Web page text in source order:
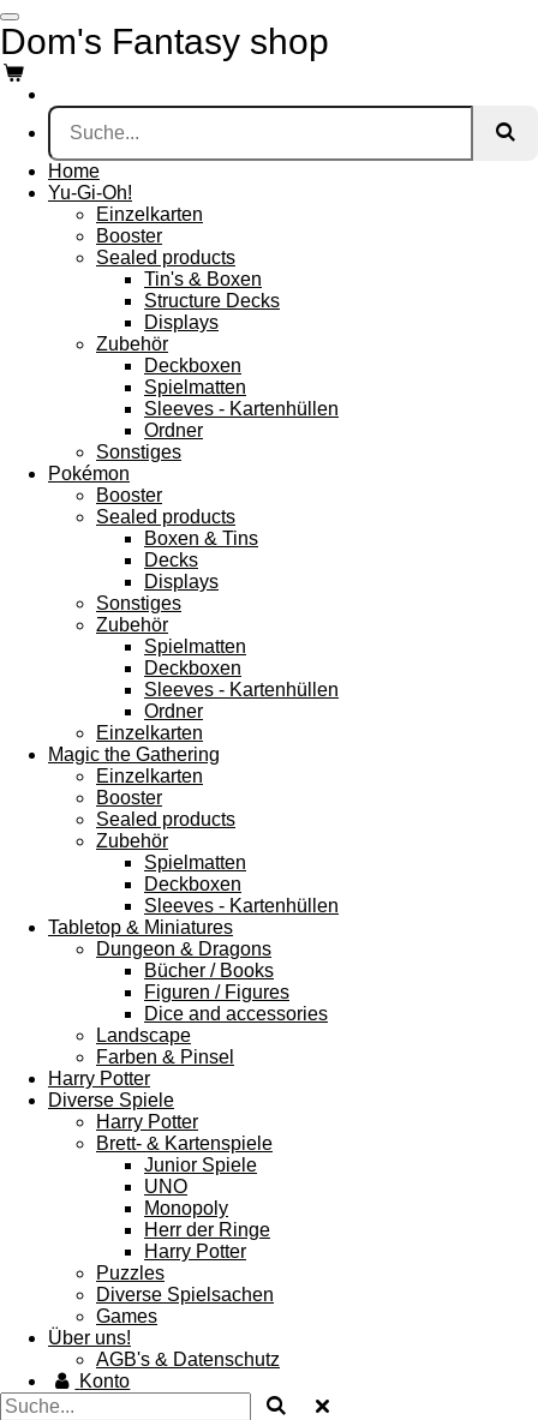
Zum
Hauptinhalt
springen
Dom's Fantasy shop
Home
Yu-Gi-Oh!
Einzelkarten
Booster
Sealed products
Tin's & Boxen
Structure Decks
Displays
Zubehör
Deckboxen
Spielmatten
Sleeves - Kartenhüllen
Ordner
Sonstiges
Pokémon
Booster
Sealed products
Boxen & Tins
Decks
Displays
Sonstiges
Zubehör
Spielmatten
Deckboxen
Sleeves - Kartenhüllen
Ordner
Einzelkarten
Magic the Gathering
Einzelkarten
Booster
Sealed products
Zubehör
Spielmatten
Deckboxen
Sleeves - Kartenhüllen
Tabletop & Miniatures
Dungeon & Dragons
Bücher / Books
Figuren / Figures
Dice and accessories
Landscape
Farben & Pinsel
Harry Potter
Diverse Spiele
Harry Potter
Brett- & Kartenspiele
Junior Spiele
UNO
Monopoly
Herr der Ringe
Harry Potter
Puzzles
Diverse Spielsachen
Games
Über uns!
AGB's & Datenschutz
Konto